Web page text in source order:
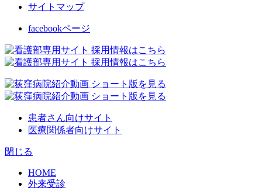
サイトマップ
facebookページ
患者さん向けサイト
医療関係者向けサイト
閉じる
HOME
外来受診